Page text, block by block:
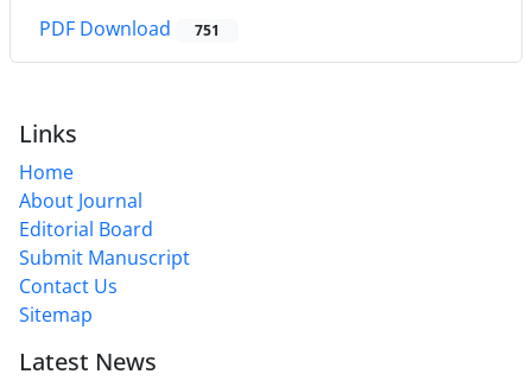
PDF Download 751
Links
Home
About Journal
Editorial Board
Submit Manuscript
Contact Us
Sitemap
Latest News